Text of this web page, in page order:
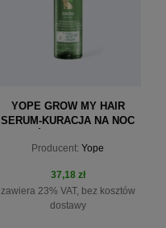
YOPE GROW MY HAIR
SERUM-KURACJA NA NOC
Producent: Yope
37,18 zł
zawiera 23% VAT, bez kosztów
dostawy